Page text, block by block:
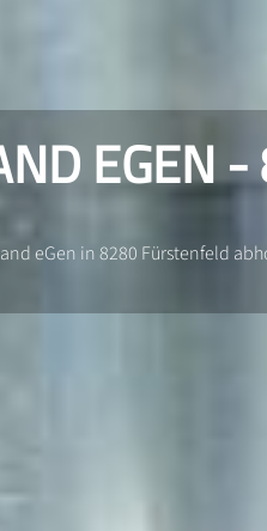
EGEN
eGen in 8280 Fürstenfeld